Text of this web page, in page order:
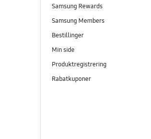
Samsung Rewards
Samsung Members
Bestillinger
Min side
Produktregistrering
Rabatkuponer